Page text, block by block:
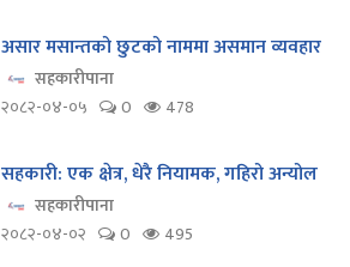
असार मसान्तको छुटको नाममा असमान व्यवहार
सहकारीपाना
२०८२-०४-०५
0 478
सहकारी: एक क्षेत्र, धेरै नियामक, गहिरो अन्योल
सहकारीपाना
२०८२-०४-०२
0 495